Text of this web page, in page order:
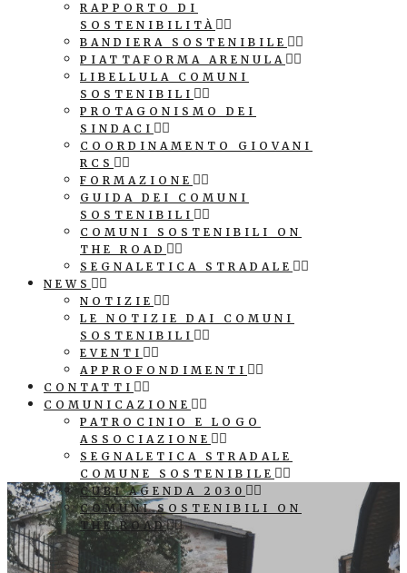
RAPPORTO DI
SOSTENIBILITÀ
BANDIERA SOSTENIBILE
PIATTAFORMA ARENULA
LIBELLULA COMUNI
SOSTENIBILI
PROTAGONISMO DEI
SINDACI
COORDINAMENTO GIOVANI
RCS
FORMAZIONE
GUIDA DEI COMUNI
SOSTENIBILI
COMUNI SOSTENIBILI ON
THE ROAD
SEGNALETICA STRADALE
NEWS
NOTIZIE
LE NOTIZIE DAI COMUNI
SOSTENIBILI
EVENTI
APPROFONDIMENTI
CONTATTI
COMUNICAZIONE
PATROCINIO E LOGO
ASSOCIAZIONE
SEGNALETICA STRADALE
COMUNE SOSTENIBILE
CUBI AGENDA 2030
COMUNI SOSTENIBILI ON
THE ROAD